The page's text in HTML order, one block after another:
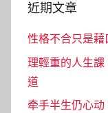
近期文章
性格不合只是
理輕重的人生課
道
牵手半生仍心